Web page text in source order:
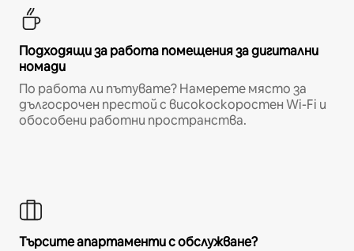
Подходящи за работа помещения за дигитални
номади
По работа ли пътувате? Намерете място за
дългосрочен престой с високоскоростен Wi-Fi и
обособени работни пространства.
Търсите апартаменти с обслужване?